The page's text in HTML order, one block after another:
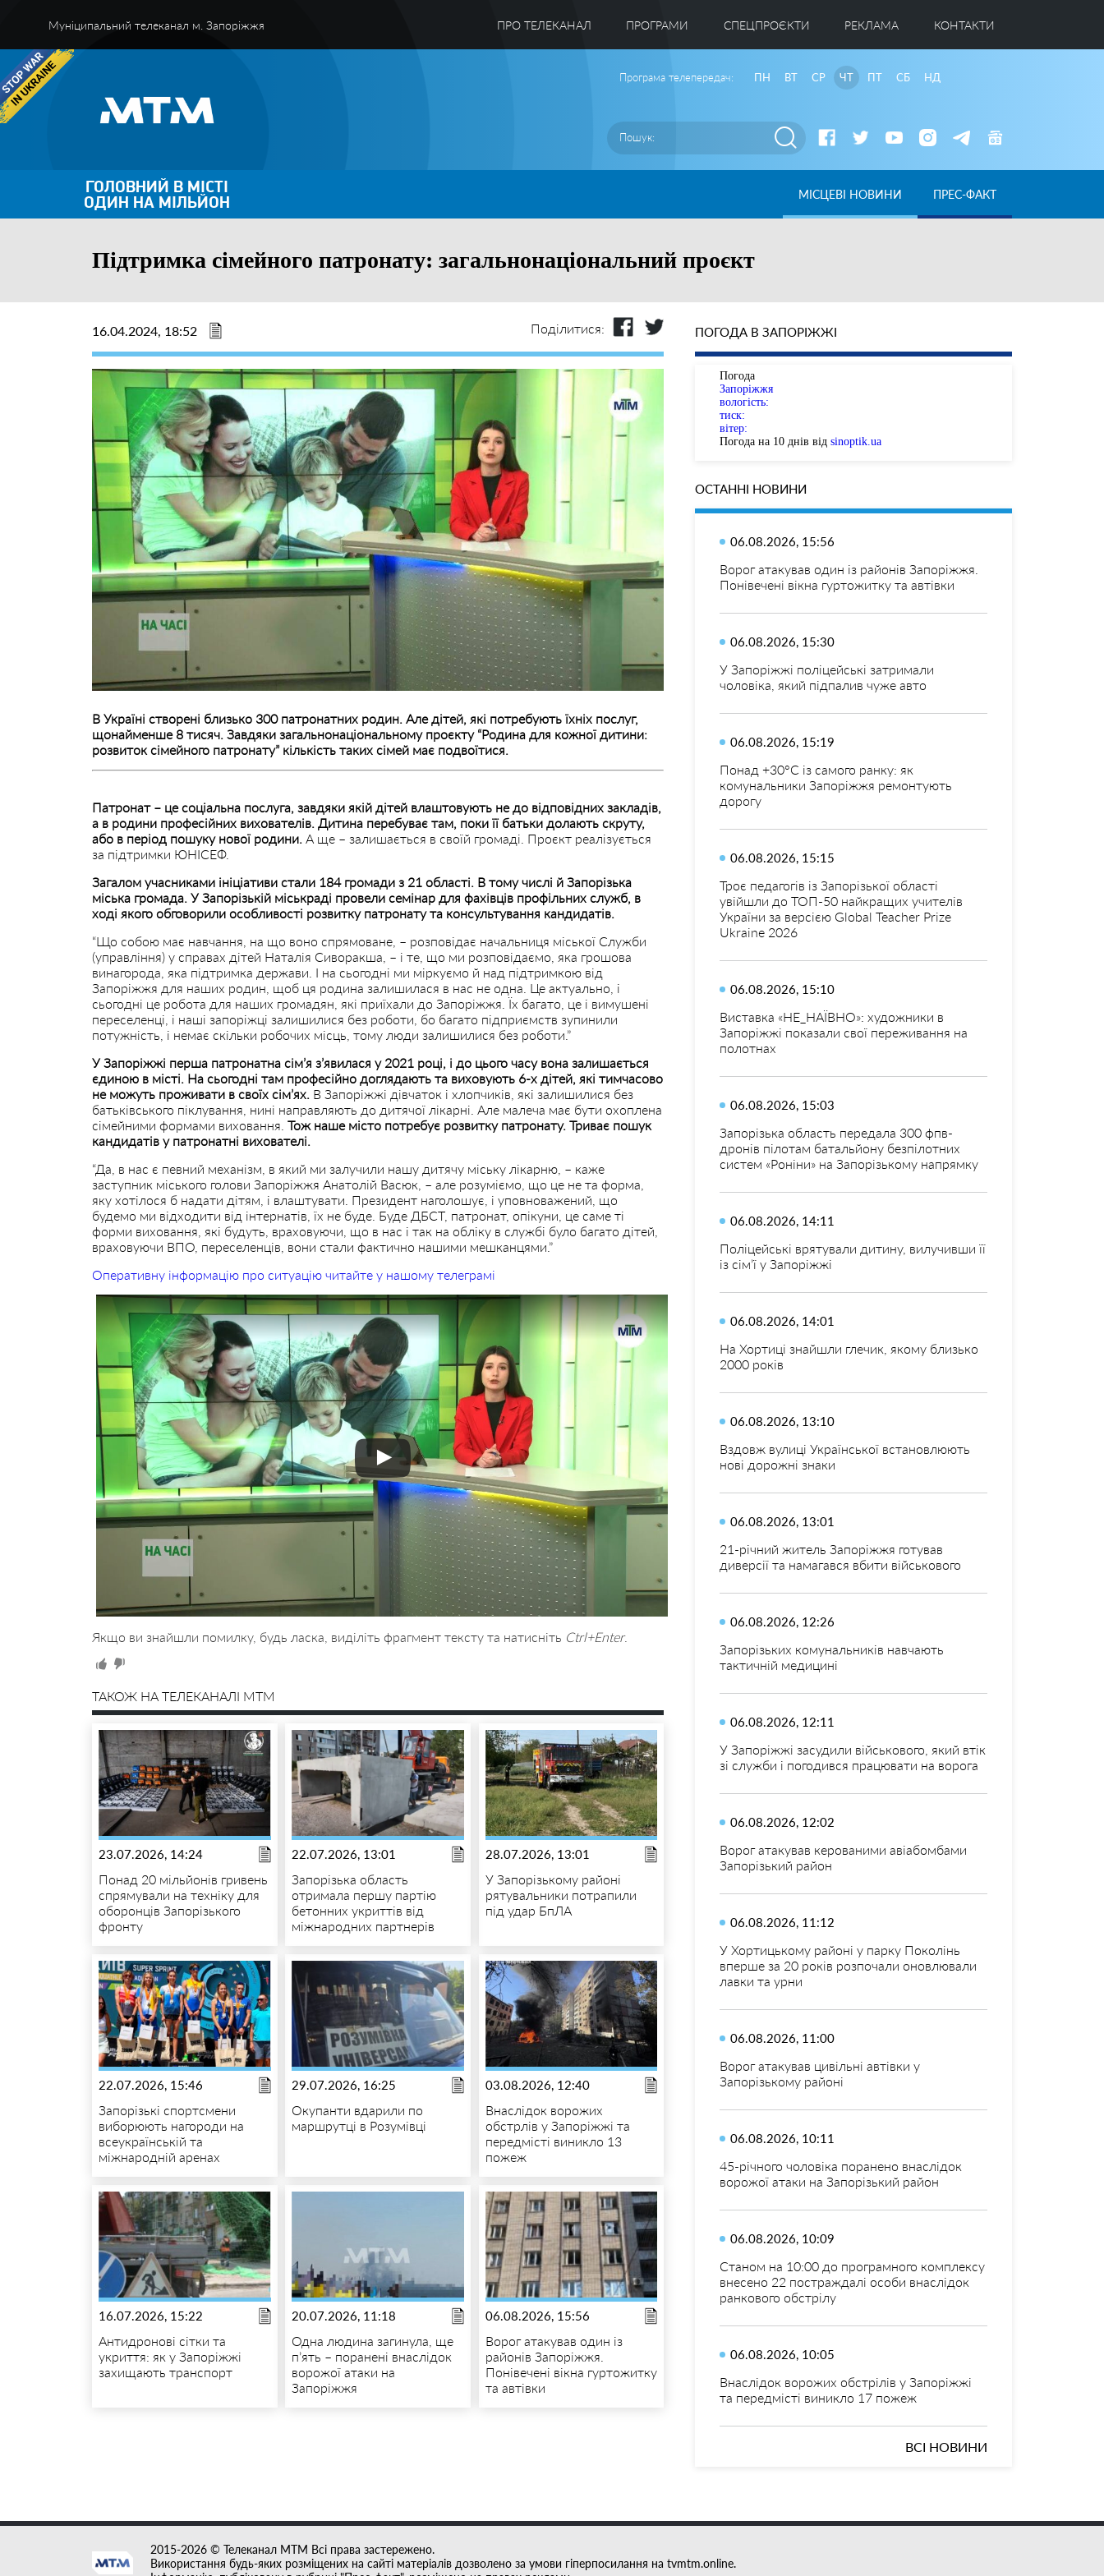
Муніципальний телеканал м. Запоріжжя ПРО ТЕЛЕКАНАЛ ПРОГРАМИ CПЕЦПРОЄКТИ РЕКЛАМА КОНТАКТИ
Програма телепередач: ПН ВТ СР ЧТ ПТ СБ НД
ГОЛОВНИЙ В МІСТІ
ОДИН НА МІЛЬЙОН МІСЦЕВІ НОВИНИ ПРЕС-ФАКТ
Підтримка сімейного патронату: загальнонаціональний проєкт
16.04.2024, 18:52 Поділитися:
В Україні створені близько 300 патронатних родин. Але дітей, які потребують їхніх послуг,
щонайменше 8 тисяч. Завдяки загальнонаціональному проєкту “Родина для кожної дитини:
розвиток сімейного патронату” кількість таких сімей має подвоїтися.
Патронат – це соціальна послуга, завдяки якій дітей влаштовують не до відповідних закладів,
а в родини професійних вихователів. Дитина перебуває там, поки її батьки долають скруту,
або в період пошуку нової родини. А ще – залишається в своїй громаді. Проєкт реалізується
за підтримки ЮНІСЕФ.
Загалом учасниками ініціативи стали 184 громади з 21 області. В тому числі й Запорізька
міська громада. У Запорізькій міськраді провели семінар для фахівців профільних служб, в
ході якого обговорили особливості розвитку патронату та консультування кандидатів.
“Що собою має навчання, на що воно спрямоване, – розповідає начальниця міської Служби
(управління) у справах дітей Наталія Сиворакша, – і те, що ми розповідаємо, яка грошова
винагорода, яка підтримка держави. І на сьогодні ми міркуємо й над підтримкою від
Запоріжжя для наших родин, щоб ця родина залишилася в нас не одна. Це актуально, і
сьогодні це робота для наших громадян, які приїхали до Запоріжжя. Їх багато, це і вимушені
переселенці, і наші запоріжці залишилися без роботи, бо багато підприємств зупинили
потужність, і немає скільки робочих місць, тому люди залишилися без роботи.”
У Запоріжжі перша патронатна сім’я з’явилася у 2021 році, і до цього часу вона залишається
єдиною в місті. На сьогодні там професійно доглядають та виховують 6-х дітей, які тимчасово
не можуть проживати в своїх сім’ях. В Запоріжжі дівчаток і хлопчиків, які залишилися без
батьківського піклування, нині направляють до дитячої лікарні. Але малеча має бути охоплена
сімейними формами виховання. Тож наше місто потребує розвитку патронату. Триває пошук
кандидатів у патронатні вихователі.
“Да, в нас є певний механізм, в який ми залучили нашу дитячу міську лікарню, – каже
заступник міського голови Запоріжжя Анатолій Васюк, – але розуміємо, що це не та форма,
яку хотілося б надати дітям, і влаштувати. Президент наголошує, і уповноважений, що
будемо ми відходити від інтернатів, їх не буде. Буде ДБСТ, патронат, опікуни, це саме ті
форми виховання, які будуть, враховуючи, що в нас і так на обліку в службі було багато дітей,
враховуючи ВПО, переселенців, вони стали фактично нашими мешканцями.”
Оперативну інформацію про ситуацію читайте у нашому телеграмі
Якщо ви знайшли помилку, будь ласка, виділіть фрагмент тексту та натисніть Ctrl+Enter.
ТАКОЖ НА ТЕЛЕКАНАЛІ MTM
23.07.2026, 14:24
Понад 20 мільйонів гривень
спрямували на техніку для
оборонців Запорізького
фронту
22.07.2026, 13:01
Запорізька область
отримала першу партію
бетонних укриттів від
міжнародних партнерів
28.07.2026, 13:01
У Запорізькому районі
рятувальники потрапили
під удар БпЛА
22.07.2026, 15:46
Запорізькі спортсмени
виборюють нагороди на
всеукраїнській та
міжнародній аренах
29.07.2026, 16:25
Окупанти вдарили по
маршрутці в Розумівці
03.08.2026, 12:40
Внаслідок ворожих
обстрлів у Запоріжжі та
передмісті виникло 13
пожеж
16.07.2026, 15:22
Антидронові сітки та
укриття: як у Запоріжжі
захищають транспорт
20.07.2026, 11:18
Одна людина загинула, ще
п’ять – поранені внаслідок
ворожої атаки на
Запоріжжя
06.08.2026, 15:56
Ворог атакував один із
районів Запоріжжя.
Понівечені вікна гуртожитку
та автівки
ПОГОДА В ЗАПОРІЖЖІ
Погода
Запоріжжя
вологість:
тиск:
вітер:
Погода на 10 днів від sinoptik.ua
ОСТАННІ НОВИНИ
06.08.2026, 15:56
Ворог атакував один із районів Запоріжжя.
Понівечені вікна гуртожитку та автівки
06.08.2026, 15:30
У Запоріжжі поліцейські затримали
чоловіка, який підпалив чуже авто
06.08.2026, 15:19
Понад +30°C із самого ранку: як
комунальники Запоріжжя ремонтують
дорогу
06.08.2026, 15:15
Троє педагогів із Запорізької області
увійшли до ТОП-50 найкращих учителів
України за версією Global Teacher Prize
Ukraine 2026
06.08.2026, 15:10
Виставка «НЕ_НАЇВНО»: художники в
Запоріжжі показали свої переживання на
полотнах
06.08.2026, 15:03
Запорізька область передала 300 фпв-
дронів пілотам батальйону безпілотних
систем «Роніни» на Запорізькому напрямку
06.08.2026, 14:11
Поліцейські врятували дитину, вилучивши її
із сім’ї у Запоріжжі
06.08.2026, 14:01
На Хортиці знайшли глечик, якому близько
2000 років
06.08.2026, 13:10
Вздовж вулиці Української встановлюють
нові дорожні знаки
06.08.2026, 13:01
21-річний житель Запоріжжя готував
диверсії та намагався вбити військового
06.08.2026, 12:26
Запорізьких комунальників навчають
тактичній медицині
06.08.2026, 12:11
У Запоріжжі засудили військового, який втік
зі служби і погодився працювати на ворога
06.08.2026, 12:02
Ворог атакував керованими авіабомбами
Запорізький район
06.08.2026, 11:12
У Хортицькому районі у парку Поколінь
вперше за 20 років розпочали оновлювали
лавки та урни
06.08.2026, 11:00
Ворог атакував цивільні автівки у
Запорізькому районі
06.08.2026, 10:11
45-річного чоловіка поранено внаслідок
ворожої атаки на Запорізький район
06.08.2026, 10:09
Станом на 10:00 до програмного комплексу
внесено 22 постраждалі особи внаслідок
ранкового обстрілу
06.08.2026, 10:05
Внаслідок ворожих обстрілів у Запоріжжі
та передмісті виникло 17 пожеж
ВСІ НОВИНИ
2015-2026 © Телеканал MTM Всі права застережено.
Використання будь-яких розміщених на сайті матеріалів дозволено за умови гіперпосилання на tvmtm.online.